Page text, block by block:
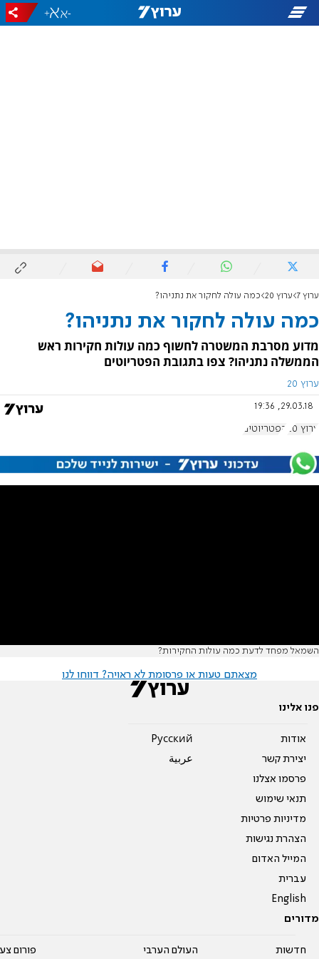
-
+
ערוץ 7 ערוץ 20 כמה עולה לחקור את נתניהו?
כמה עולה לחקור את נתניהו?
מדוע מסרבת המשטרה לחשוף כמה עולות חקירות ראש
הממשלה נתניהו? צפו בתגובת הפטריוטים
ערוץ 20
29.03.18, 19:36
ערוץ 20 הפטריוטים
השמאל מפחד לדעת כמה עולות החקירות?
מצאתם טעות או פרסומת לא ראויה? דווחו לנו
פנו אלינו
אודות
יצירת קשר
פרסמו אצלנו
תנאי שימוש
מדיניות פרטיות
הצהרת נגישות
המייל האדום
עברית
English
Pусский
عربية
מדורים
חדשות העולם הערבי פורום